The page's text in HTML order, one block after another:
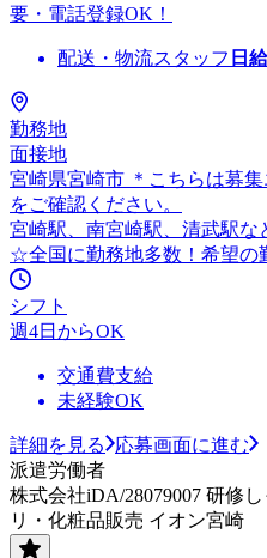
要・電話登録OK！
配送・物流スタッフ 日給
勤務地
面接地
宮崎県宮崎市 ＊こちらは募
をご確認ください。
宮崎駅、南宮崎駅、清武駅な
☆全国に勤務地多数！希望
シフト
週4日からOK
交通費支給
未経験OK
詳細を見る
応募画面に進む
派遣労働者
株式会社iDA/28079007 研修
リ・化粧品販売 イオン宮崎